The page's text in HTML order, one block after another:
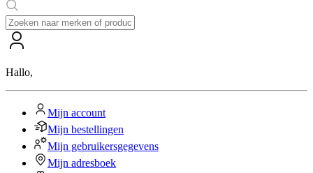
Hallo,
Mijn account
Mijn bestellingen
Mijn gebruikersgegevens
Mijn adresboek